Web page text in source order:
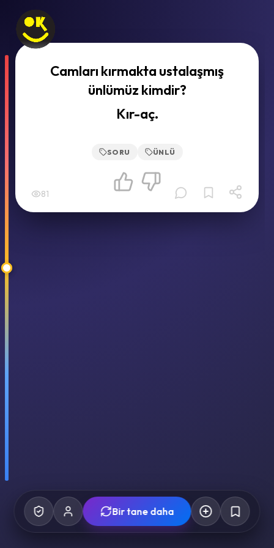
Camları kırmakta ustalaşmış
ünlümüz kimdir?
Kır-aç.
SORU ÜNLÜ
81
Bir tane daha